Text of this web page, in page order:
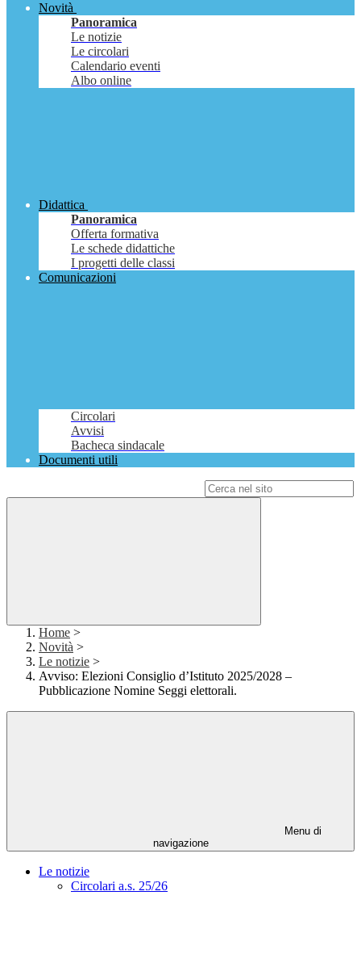
Novità
Panoramica
Le notizie
Le circolari
Calendario eventi
Albo online
Didattica
Panoramica
Offerta formativa
Le schede didattiche
I progetti delle classi
Comunicazioni
Circolari
Avvisi
Bacheca sindacale
Documenti utili
Home >
Novità >
Le notizie >
Avviso: Elezioni Consiglio d’Istituto 2025/2028 –
Pubblicazione Nomine Seggi elettorali.
Menu di
navigazione
Le notizie
Circolari a.s. 25/26